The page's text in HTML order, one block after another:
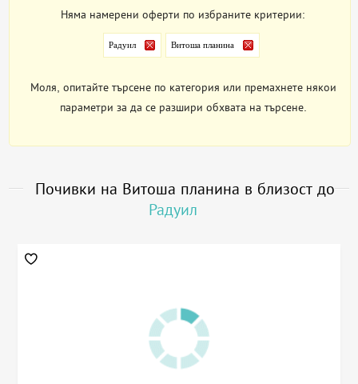
Няма намерени оферти по избраните критерии:
Радуил Витоша планина
Моля, опитайте търсене по категория или премахнете някои
параметри за да се разшири обхвата на търсене.
Почивки на Витоша планина в близост до
Радуил